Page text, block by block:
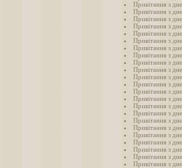
Привітання з
Привітання з
Привітання з
Привітання з
Привітання з
Привітання з
Привітання з
Привітання з
Привітання з
Привітання з
Привітання з
Привітання з
Привітання з
Привітання з
Привітання з
Привітання з
Привітання з
Привітання з
Привітання з
Привітання з
Привітання з
Привітання з
Привітання з